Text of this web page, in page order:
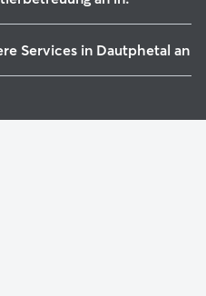
Services in Dautphetal an